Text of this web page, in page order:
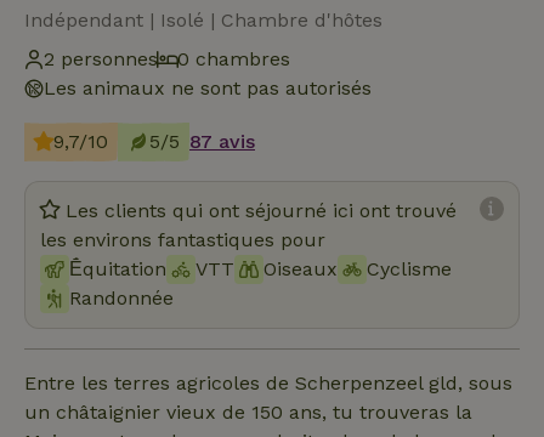
Indépendant | Isolé | Chambre d'hôtes
2 personnes
0 chambres
Les animaux ne sont pas autorisés
9,7/10 5/5 87 avis
Les clients qui ont séjourné ici ont trouvé
les environs fantastiques pour
Ḗquitation
VTT Oiseaux
Cyclisme
Randonnée
Entre les terres agricoles de Scherpenzeel gld, sous
un châtaignier vieux de 150 ans, tu trouveras la